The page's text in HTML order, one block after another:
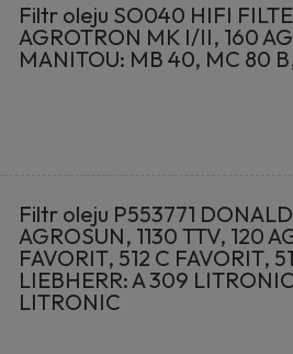
Filtr oleju SO040 HIFI
AGROTRON MK I/II, 160
MANITOU: MB 40, MC 80
Filtr oleju P553771
AGROSUN, 1130 TTV, 120
FAVORIT, 512 C FAVORIT,
LIEBHERR: A 309
LITRONIC